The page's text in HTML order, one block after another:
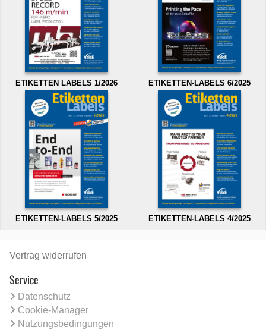
ETIKETTEN LABELS 1/2026 ETIKETTEN-LABELS 6/2025
ETIKETTEN-LABELS 5/2025 ETIKETTEN-LABELS 4/2025
Vertrag widerrufen
Service
Datenschutz
Cookie-Manager
Nutzungsbedingungen